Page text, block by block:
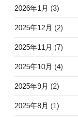
2026年1月 (3)
2025年12月 (2)
2025年11月 (7)
2025年10月 (4)
2025年9月 (2)
2025年8月 (1)